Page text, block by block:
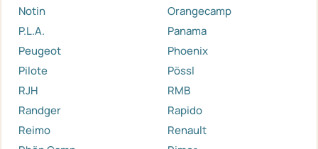
Notin
Orangecamp
P.L.A.
Panama
Peugeot
Phoenix
Pilote
Pössl
RJH
RMB
Randger
Rapido
Reimo
Renault